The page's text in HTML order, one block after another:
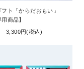
フト「からだおもい」
用商品】
3,300円(税込)